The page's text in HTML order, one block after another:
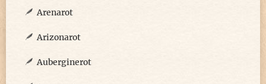
Arenarot
Arizonarot
Auberginerot